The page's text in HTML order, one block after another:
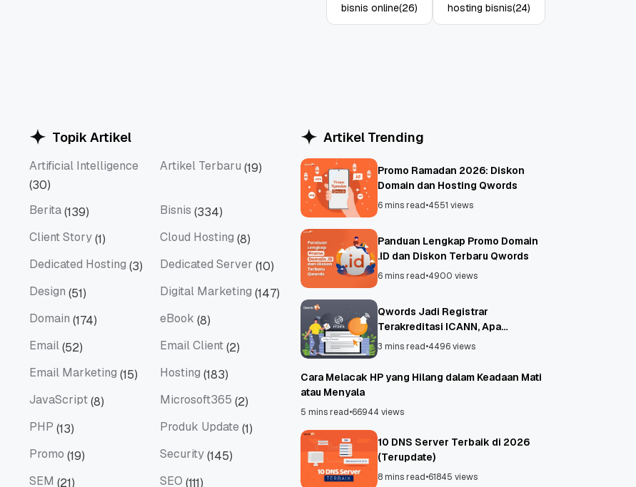
bisnis online(26) hosting bisnis(24)
Topik Artikel
Artificial Intelligence
Artificial Intelligence
(30)
Artikel Terbaru (19)
Berita(139) Bisnis (334)
Client Story(1) Cloud Hosting (8)
Dedicated Hosting (3) Dedicated Server (10)
Design (51) Digital Marketing (147)
Domain (174) eBook (8)
Email(52) Email Client(2)
Email Marketing (15) Hosting (183)
JavaScript(8) Microsoft365 (2)
PHP (13) Produk Update (1)
Promo (19) Security(145)
SEM (21) SEO (111)
Artikel Trending
Promo Ramadan 2026: Diskon
Domain dan Hosting Qwords
6 mins read•4551 views
Panduan Lengkap Promo Domain
.ID dan Diskon Terbaru Qwords
6 mins read•4900 views
Qwords Jadi Registrar
Terakreditasi ICANN, Apa
Untungnya?
3 mins read•4496 views
Cara Melacak HP yang Hilang dalam Keadaan Mati
atau Menyala
5 mins read•66944 views
10 DNS Server Terbaik di 2026
(Terupdate)
8 mins read•61845 views